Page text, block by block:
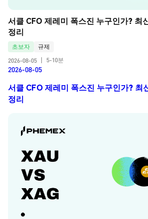
서클 CFO 제레미 폭스진 누구인가? 최
정리
초보자
규제
2026-08-05
5-10분
2026-08-05
서클 CFO 제레미 폭스진 누구인가? 최
정리